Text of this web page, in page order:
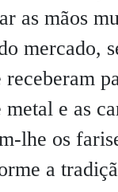
as mãos
mercado,
receberam
e as
lhe os
a